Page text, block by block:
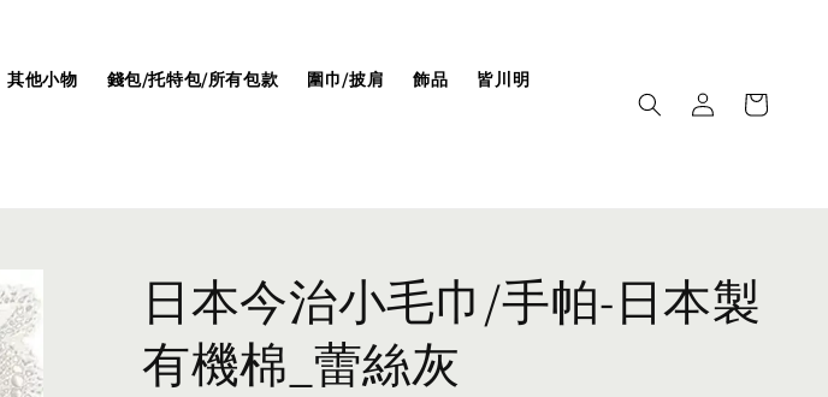
其他小物 錢包/托特包/所有包款 圍巾/披肩 飾品 皆川明
日本今治小毛巾/手帕-日本製
有機棉_蕾絲灰